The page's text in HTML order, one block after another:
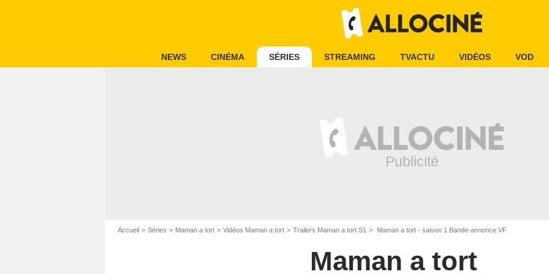
NEWS CINÉMA SÉRIES STREAMING TVACTU VIDÉOS VOD
Accueil Séries Maman a tort Vidéos Maman a tort Trailers Maman a tort S1 Maman a tort - saison 1 Bande-annonce VF
Maman a tort